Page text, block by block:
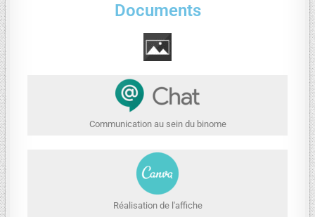
Documents
Communication au sein du binome
Réalisation de l'affiche